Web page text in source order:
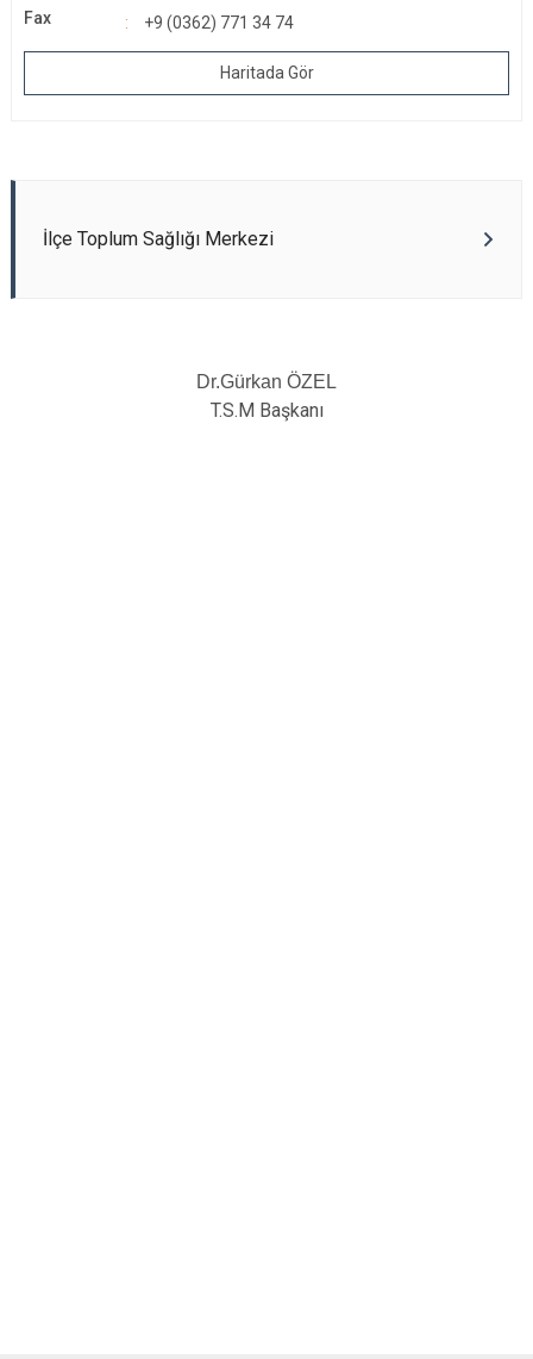
Fax
+9 (0362) 771 34 74
Haritada Gör
İlçe Toplum Sağlığı Merkezi
Dr.Gürkan ÖZEL
T.S.M Başkanı